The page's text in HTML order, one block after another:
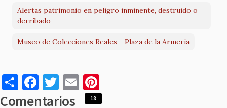
Alertas patrimonio en peligro inminente, destruido o
derribado
Museo de Colecciones Reales - Plaza de la Armería
S
h
F
a
T
w
E
m nt
Comentarios 18